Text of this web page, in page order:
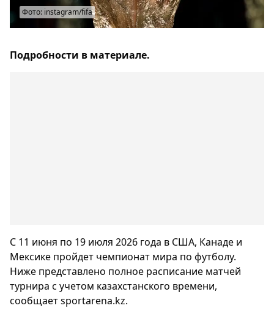
Фото: instagram/fifa
Подробности в материале.
С 11 июня по 19 июля 2026 года в США, Канаде и
Мексике пройдет чемпионат мира по футболу.
Ниже представлено полное расписание матчей
турнира с учетом казахстанского времени,
сообщает sportarena.kz.